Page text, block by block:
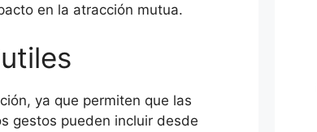
en la atracción mutua.
ya que permiten que las
gestos pueden incluir desde